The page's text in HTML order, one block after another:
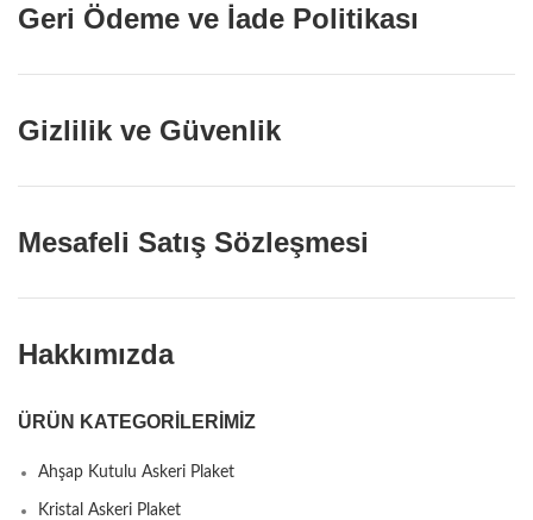
Geri Ödeme ve İade Politikası
Gizlilik ve Güvenlik
Mesafeli Satış Sözleşmesi
Hakkımızda
ÜRÜN KATEGORILERIMIZ
Ahşap Kutulu Askeri Plaket
Kristal Askeri Plaket